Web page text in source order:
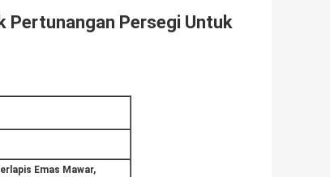
Pertunangan Persegi Untuk
Emas Mawar,